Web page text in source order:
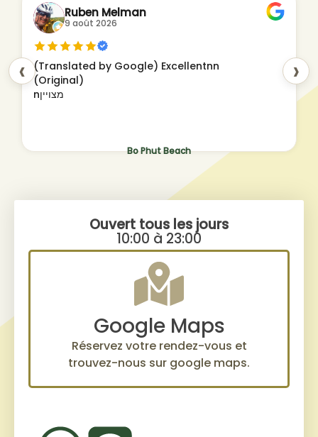
‹
Bo Phut Beach
Ruben Melman
9 août 2026
(Translated by Google) Excellentnn
(Original)
nמצויין
›
Ouvert tous les jours
10:00 à 23:00
Google Maps
Réservez votre rendez-vous et
trouvez-nous sur google maps.